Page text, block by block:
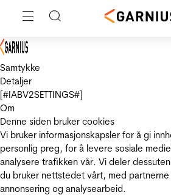
Samtykke
Detaljer
[#IABV2SETTINGS#]
Om
Denne siden bruker cookies
Vi bruker informasjonskapsler for å gi
personlig preg, for å levere sosiale
analysere trafikken vår. Vi deler
du bruker nettstedet vårt, med
annonsering og analysearbeid.